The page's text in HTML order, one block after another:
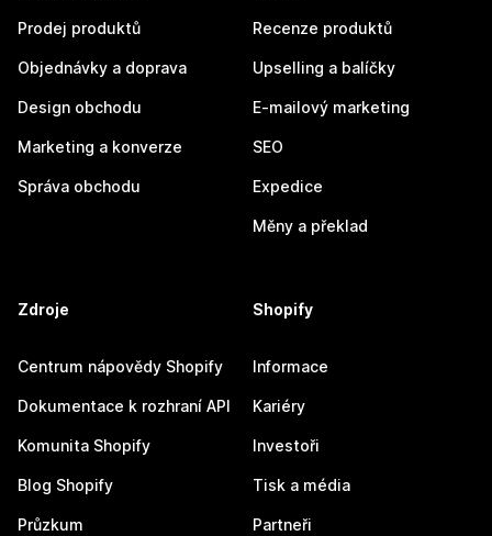
Prodej produktů
Objednávky a doprava
Design obchodu
Marketing a konverze
Správa obchodu
Recenze produktů
Upselling a balíčky
E-mailový marketing
SEO
Expedice
Měny a překlad
Zdroje
Centrum nápovědy Shopify
Dokumentace k rozhraní API
Komunita Shopify
Blog Shopify
Průzkum
Shopify
Informace
Kariéry
Investoři
Tisk a média
Partneři